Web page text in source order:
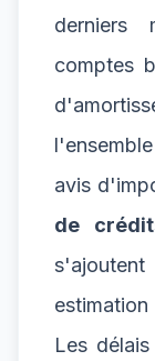
derniers
comptes
avis
de
Les